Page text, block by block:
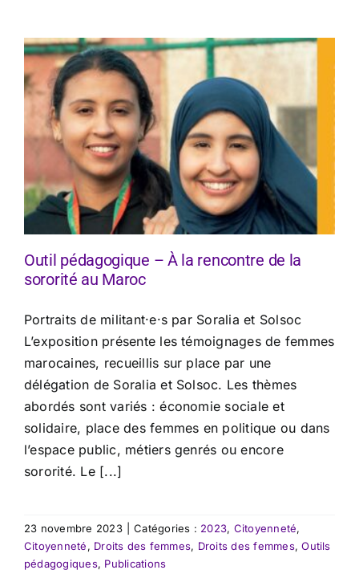
Outil pédagogique – À la rencontre de la
sororité au Maroc
Portraits de militant·e·s par Soralia et Solsoc
L’exposition présente les témoignages de femmes
marocaines, recueillis sur place par une
délégation de Soralia et Solsoc. Les thèmes
abordés sont variés : économie sociale et
solidaire, place des femmes en politique ou dans
l’espace public, métiers genrés ou encore
sororité. Le [...]
23 novembre 2023 Catégories : 2023, Citoyenneté,
Citoyenneté, Droits des femmes, Droits des femmes,Outils
pédagogiques, Publications